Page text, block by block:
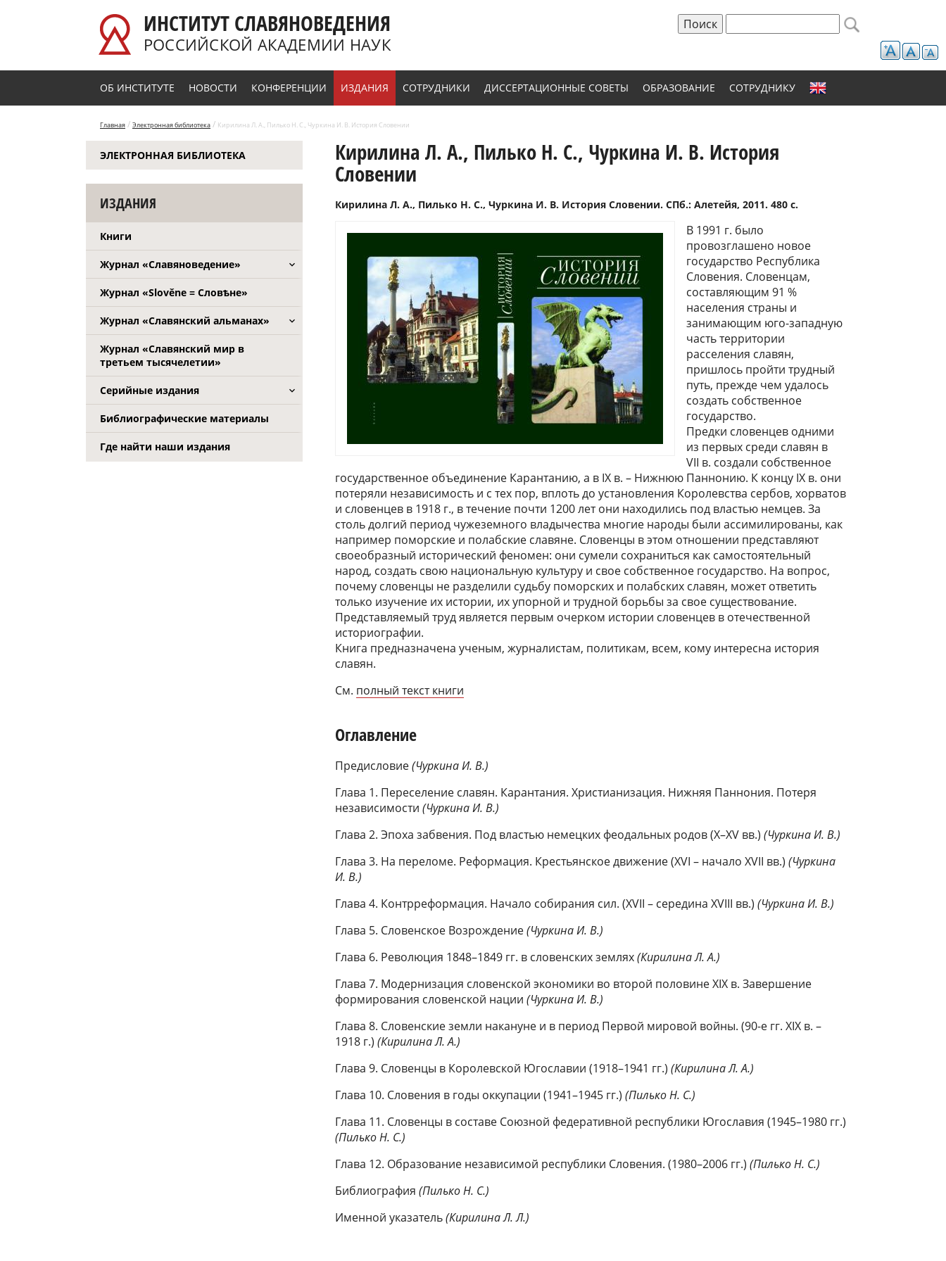
ИНСТИТУТ СЛАВЯНОВЕДЕНИЯ
РОССИЙСКОЙ АКАДЕМИИ НАУК Форма поиска
ОБ ИНСТИТУТЕ НОВОСТИ КОНФЕРЕНЦИИ ИЗДАНИЯ СОТРУДНИКИ ДИССЕРТАЦИОННЫЕ СОВЕТЫ ОБРАЗОВАНИЕ СОТРУДНИКУ
Главная / Электронная библиотека / Кирилина Л. А., Пилько Н. С., Чуркина И. В. История Словении
ЭЛЕКТРОННАЯ БИБЛИОТЕКА
ИЗДАНИЯ
Книги
Журнал «Славяноведение»
Журнал «Slověne = Словѣне»
Журнал «Славянский альманах»
Журнал «Славянский мир в
третьем тысячелетии»
Серийные издания
Библиографические материалы
Где найти наши издания
Кирилина Л. А., Пилько Н. С., Чуркина И. В. История
Словении
Кирилина Л. А., Пилько Н. С., Чуркина И. В. История Словении. СПб.: Алетейя, 2011. 480 с.
В 1991 г. было
провозглашено новое
государство Республика
Словения. Словенцам,
составляющим 91 %
населения страны и
занимающим юго-западную
часть территории
расселения славян,
пришлось пройти трудный
путь, прежде чем удалось
создать собственное
государство.
Предки словенцев одними
из первых среди славян в
VІІ в. создали собственное
государственное объединение Карантанию, а в ІХ в. – Нижнюю Паннонию. К концу ІХ в. они
потеряли независимость и с тех пор, вплоть до установления Королевства сербов, хорватов
и словенцев в 1918 г., в течение почти 1200 лет они находились под властью немцев. За
столь долгий период чужеземного владычества многие народы были ассимилированы, как
например поморские и полабские славяне. Словенцы в этом отношении представляют
своеобразный исторический феномен: они сумели сохраниться как самостоятельный
народ, создать свою национальную культуру и свое собственное государство. На вопрос,
почему словенцы не разделили судьбу поморских и полабских славян, может ответить
только изучение их истории, их упорной и трудной борьбы за свое существование.
Представляемый труд является первым очерком истории словенцев в отечественной
историографии.
Книга предназначена ученым, журналистам, политикам, всем, кому интересна история
славян.
См. полный текст книги
Оглавление
Предисловие(Чуркина И. В.)
Глава 1. Переселение славян. Карантания. Христианизация. Нижняя Паннония. Потеря
независимости (Чуркина И. В.)
Глава 2. Эпоха забвения. Под властью немецких феодальных родов (X–XV вв.) (Чуркина И. В.)
Глава 3. На переломе. Реформация. Крестьянское движение (XVI – начало XVII вв.) (Чуркина
И. В.)
Глава 4. Контрреформация. Начало собирания сил. (XVII – середина XVIII вв.) (Чуркина И. В.)
Глава 5. Словенское Возрождение(Чуркина И. В.)
Глава 6. Революция 1848–1849 гг. в словенских землях(Кирилина Л. А.)
Глава 7. Модернизация словенской экономики во второй половине XIX в. Завершение
формирования словенской нации (Чуркина И. В.)
Глава 8. Словенские земли накануне и в период Первой мировой войны. (90-е гг. XIX в. –
1918 г.) (Кирилина Л. А.)
Глава 9. Словенцы в Королевской Югославии (1918–1941 гг.) (Кирилина Л. А.)
Глава 10. Словения в годы оккупации (1941–1945 гг.) (Пилько Н. С.)
Глава 11. Словенцы в составе Союзной федеративной республики Югославия (1945–1980 гг.)
(Пилько Н. С.)
Глава 12. Образование независимой республики Словения. (1980–2006 гг.) (Пилько Н. С.)
Библиография (Пилько Н. С.)
Именной указатель(Кирилина Л. Л.)